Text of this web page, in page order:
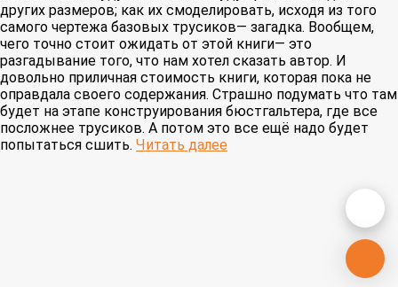
других размеров; как их смоделировать, исходя из того
самого чертежа базовых трусиков— загадка. Вообщем,
чего точно стоит ожидать от этой книги— это
разгадывание того, что нам хотел сказать автор. И
довольно приличная стоимость книги, которая пока не
оправдала своего содержания. Страшно подумать что там
будет на этапе конструирования бюстгальтера, где все
посложнее трусиков. А потом это все ещё надо будет
попытаться сшить. Читать далее